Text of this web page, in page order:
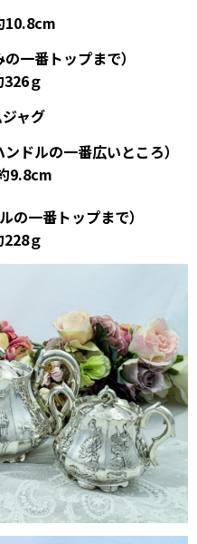
10.8cm
一番トップまで）
ｇ
ャグ
ドルの一番広いところ）
9.8cm
の一番トップまで）
ｇ